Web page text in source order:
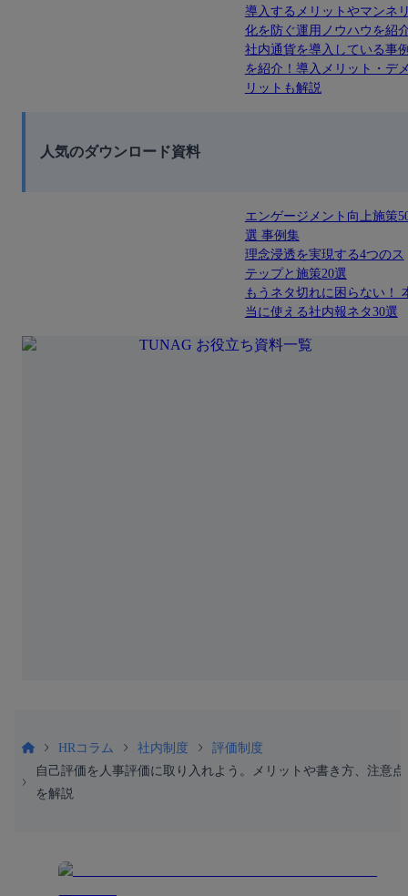
導入するメリットやマンネ
化を防ぐ運用ノウハウを紹
社内通貨を導入している事
を紹介！導入メリット・デ
リットも解説
人気のダウンロード資料
エンゲージメント向上施策
選 事例集
理念浸透を実現する4つのス
テップと施策20選
もうネタ切れに困らない！
当に使える社内報ネタ30選
HRコラム 社内制度
評価制度
自己評価を人事評価に取り入れよう。メリットや書き方、注意点
を解説